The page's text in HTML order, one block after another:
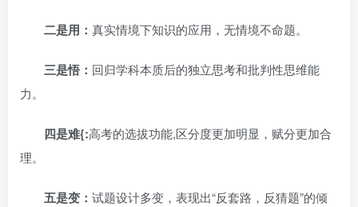
二是用： 真实情境下知识的应用，无情境不命题。
三是悟： 回归学科本质后的独立思考和批判性思维能
力。
四是难{:高考的选拔功能,区分度更加明显，赋分更加合
理。
五是变： 试题设计多变，表现出“反套路，反猜题”的倾